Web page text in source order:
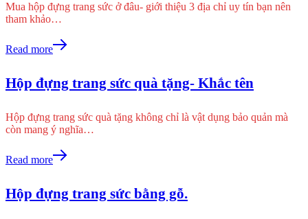
Mua hộp đựng trang sức ở đâu- giới thiệu 3 địa chỉ uy tín bạn nên
tham khảo…
Read more
Hộp đựng trang sức quà tặng- Khắc tên
Hộp đựng trang sức quà tặng không chỉ là vật dụng bảo quản mà
còn mang ý nghĩa…
Read more
Hộp đựng trang sức bằng gỗ.